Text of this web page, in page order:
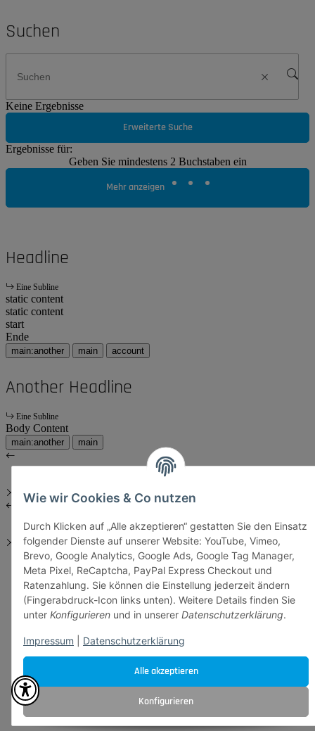
Alle akzeptieren
Konfigurieren
Wie wir Cookies & Co nutzen
Durch Klicken auf „Alle akzeptieren“ gestatten Sie den Einsatz
folgender Dienste auf unserer Website: YouTube, Vimeo,
Brevo, Google Analytics, Google Ads, Google Tag Manager,
Meta Pixel, ReCaptcha, PayPal Express Checkout und
Ratenzahlung. Sie können die Einstellung jederzeit ändern
(Fingerabdruck-Icon links unten). Weitere Details finden Sie
unter Konfigurieren und in unserer Datenschutzerklärung.
Impressum Datenschutzerklärung
Suchen
Keine Ergebnisse
Erweiterte Suche
Ergebnisse für:
Geben Sie mindestens 2 Buchstaben ein
Mehr anzeigen
Headline
Eine Subline
static content
static content
start
Ende
main:another main account
Another Headline
Eine Subline
Body Content
main:another main